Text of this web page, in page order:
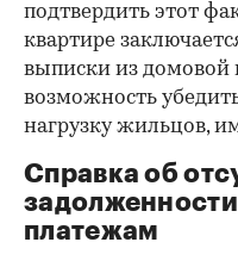
подтвердить этот
квартире
выписки из домовой
возможность
нагрузку жильцов,
Справка об
платежам